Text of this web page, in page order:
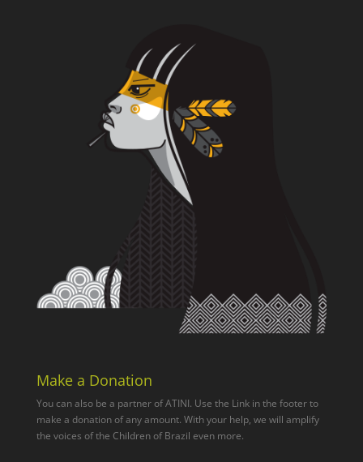
Make a Donation
You can also be a partner of ATINI. Use the Link in the footer to
make a donation of any amount. With your help, we will amplify
the voices of the Children of Brazil even more.